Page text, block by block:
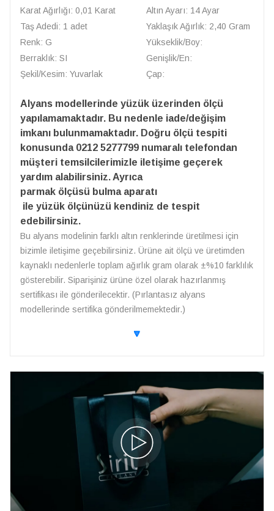
Karat Ağırlığı: 0,01 Karat
Taş Adedi: 1 adet
Renk: G
Berraklık: SI
Şekil/Kesim: Yuvarlak
Altın Ayarı: 14 Ayar
Yaklaşık Ağırlık: 2,40 Gram
Yükseklik/Boy:
Genişlik/En:
Çap:
Alyans modellerinde yüzük üzerinden ölçü
yapılamamaktadır. Bu nedenle iade/değişim
imkanı bulunmamaktadır. Doğru ölçü tespiti
konusunda 0212 5277799 numaralı telefondan
müşteri temsilcilerimizle iletişime geçerek
yardım alabilirsiniz. Ayrıca
parmak ölçüsü bulma aparatı
ile yüzük ölçünüzü kendiniz de tespit
edebilirsiniz.
Bu alyans modelinin farklı altın renklerinde üretilmesi için
bizimle iletişime geçebilirsiniz. Ürüne ait ölçü ve üretimden
kaynaklı nedenlerle toplam ağırlık gram olarak ±%10 farklılık
gösterebilir. Siparişiniz ürüne özel olarak hazırlanmış
sertifikası ile gönderilecektir. (Pırlantasız alyans
modellerinde sertifika gönderilmemektedir.)
🔽